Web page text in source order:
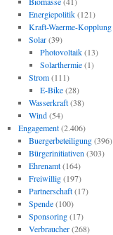
Energiepolitik(121)
Kraft-Waerme-Kopplung
Solar(39)
Photovoltaik(13)
Solarthermie(1)
Strom(111)
E-Bike(28)
Wasserkraft(38)
Wind(54)
Engagement(2.406)
Buergerbeteiligung(396)
Bürgerinitiativen (303)
Ehrenamt(164)
Freiwillig(197)
Partnerschaft(17)
Spende(100)
Sponsoring(17)
Verbraucher(268)